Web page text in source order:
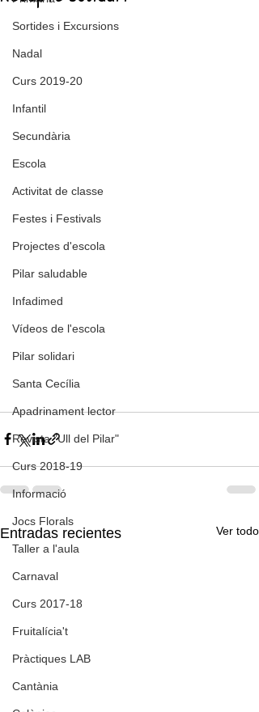
Sortides i Excursions
Nadal
Curs 2019-20
Infantil
Secundària
Escola
Activitat de classe
Festes i Festivals
Projectes d'escola
Pilar saludable
Infadimed
Vídeos de l'escola
Pilar solidari
Santa Cecília
Apadrinament lector
Revista "Ull del Pilar"
Curs 2018-19
Informació
Jocs Florals
Taller a l'aula
Carnaval
Curs 2017-18
Fruitalícia't
Pràctiques LAB
Cantània
Entradas recientes Ver todo